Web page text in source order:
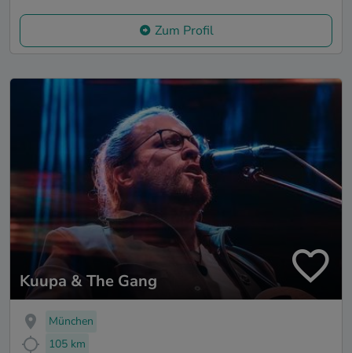
Zum Profil
Kuupa & The Gang
München
105 km